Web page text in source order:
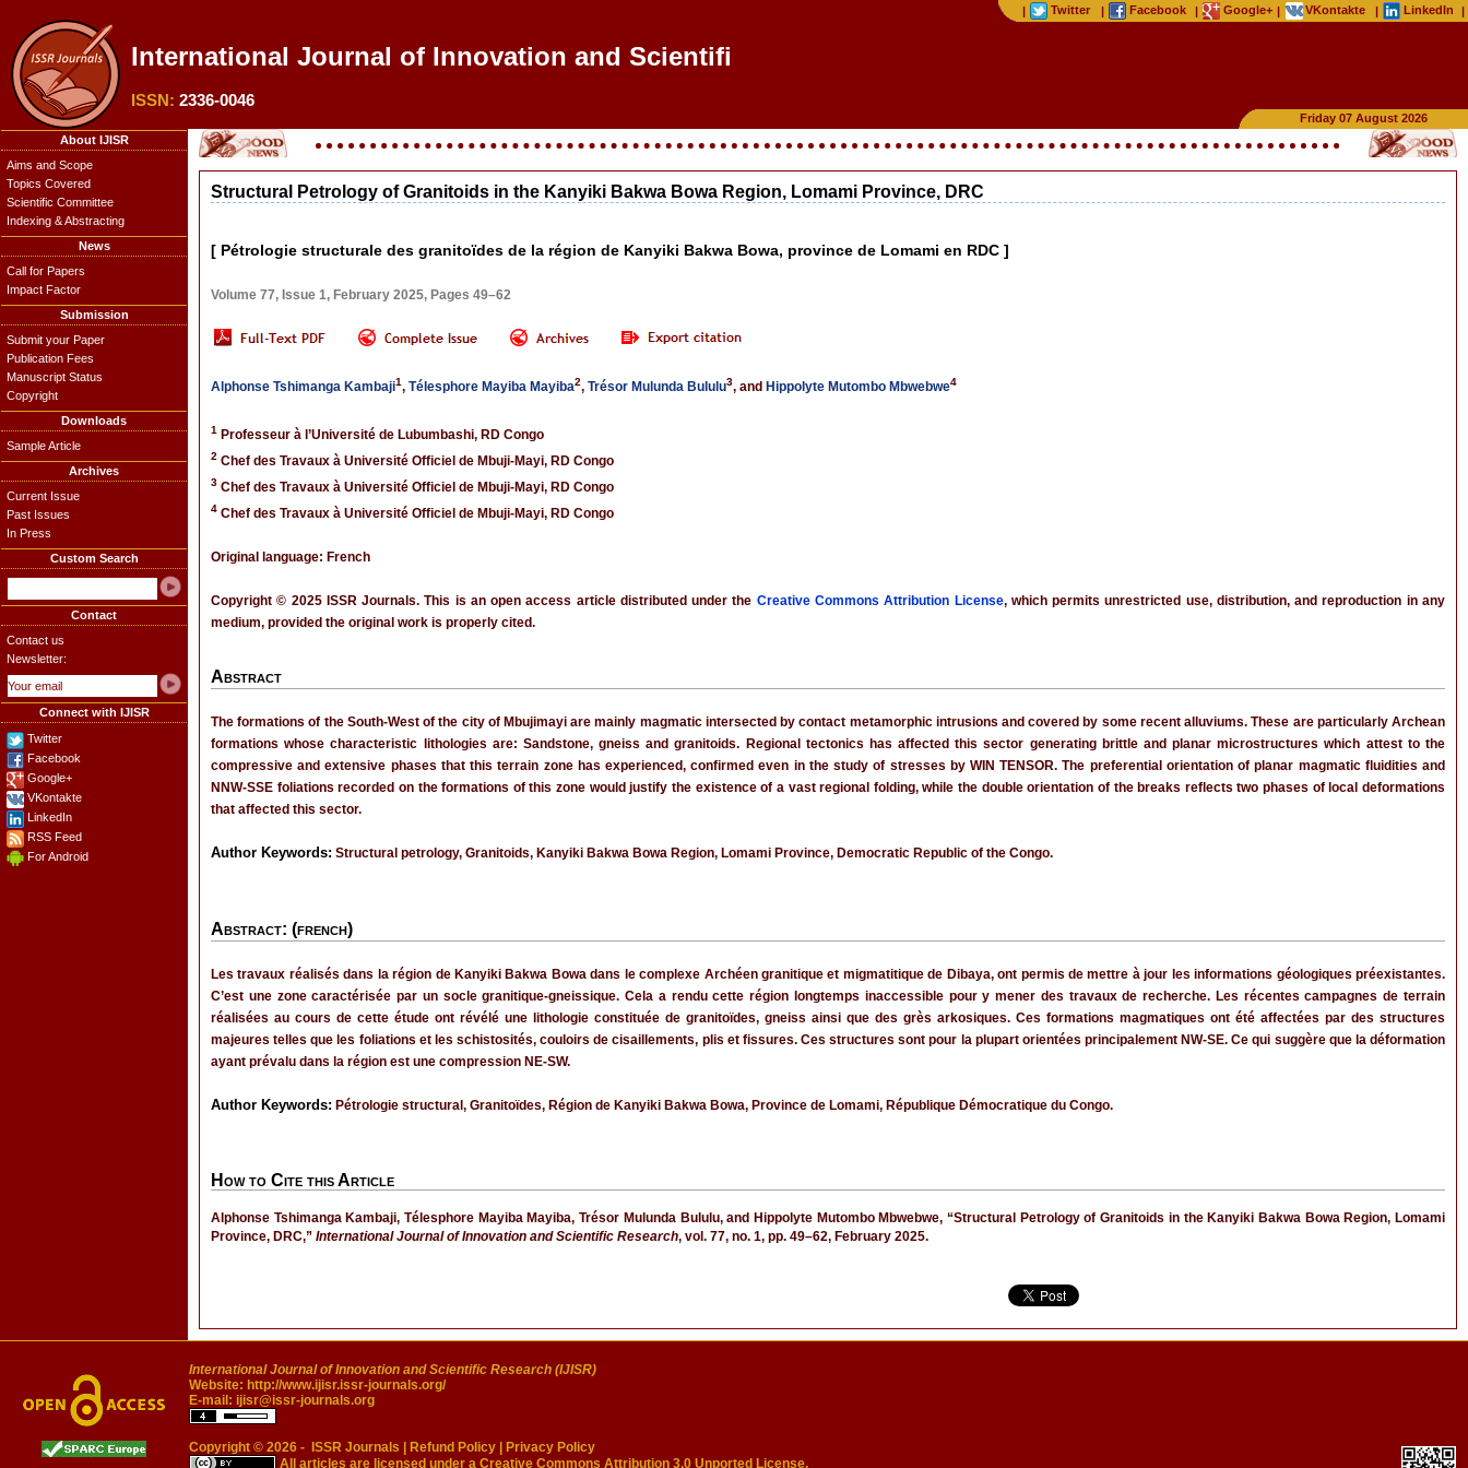
| Twitter | Facebook | Google+ | VKontakte | LinkedIn |
International Journal of Innovation and Scientific R
ISSN: 2336-0046
Friday 07 August 2026
About IJISR
Aims and Scope
Topics Covered
Scientific Committee
Indexing & Abstracting
News
Call for Papers
Impact Factor
Submission
Submit your Paper
Publication Fees
Manuscript Status
Copyright
Downloads
Sample Article
Archives
Current Issue
Past Issues
In Press
Custom Search
Contact
Contact us
Newsletter:
Connect with IJISR
Twitter
Facebook
Google+
VKontakte
LinkedIn
RSS Feed
For Android
Structural Petrology of Granitoids in the Kanyiki Bakwa Bowa Region, Lomami Province, DRC
[ Pétrologie structurale des granitoïdes de la région de Kanyiki Bakwa Bowa, province de Lomami en RDC ]
Volume 77, Issue 1, February 2025, Pages 49–62
Alphonse Tshimanga Kambaji1, Télesphore Mayiba Mayiba2, Trésor Mulunda Bululu3, and Hippolyte Mutombo Mbwebwe4
1 Professeur à l’Université de Lubumbashi, RD Congo
2 Chef des Travaux à Université Officiel de Mbuji-Mayi, RD Congo
3 Chef des Travaux à Université Officiel de Mbuji-Mayi, RD Congo
4 Chef des Travaux à Université Officiel de Mbuji-Mayi, RD Congo
Original language: French
Copyright © 2025 ISSR Journals. This is an open access article distributed under the Creative Commons Attribution License, which permits unrestricted use, distribution, and reproduction in any
medium, provided the original work is properly cited.
Abstract
The formations of the South-West of the city of Mbujimayi are mainly magmatic intersected by contact metamorphic intrusions and covered by some recent alluviums. These are particularly Archean
formations whose characteristic lithologies are: Sandstone, gneiss and granitoids. Regional tectonics has affected this sector generating brittle and planar microstructures which attest to the
compressive and extensive phases that this terrain zone has experienced, confirmed even in the study of stresses by WIN TENSOR. The preferential orientation of planar magmatic fluidities and
NNW-SSE foliations recorded on the formations of this zone would justify the existence of a vast regional folding, while the double orientation of the breaks reflects two phases of local deformations
that affected this sector.
Author Keywords: Structural petrology, Granitoids, Kanyiki Bakwa Bowa Region, Lomami Province, Democratic Republic of the Congo.
Abstract: (french)
Les travaux réalisés dans la région de Kanyiki Bakwa Bowa dans le complexe Archéen granitique et migmatitique de Dibaya, ont permis de mettre à jour les informations géologiques préexistantes.
C’est une zone caractérisée par un socle granitique-gneissique. Cela a rendu cette région longtemps inaccessible pour y mener des travaux de recherche. Les récentes campagnes de terrain
réalisées au cours de cette étude ont révélé une lithologie constituée de granitoïdes, gneiss ainsi que des grès arkosiques. Ces formations magmatiques ont été affectées par des structures
majeures telles que les foliations et les schistosités, couloirs de cisaillements, plis et fissures. Ces structures sont pour la plupart orientées principalement NW-SE. Ce qui suggère que la déformation
ayant prévalu dans la région est une compression NE-SW.
Author Keywords: Pétrologie structural, Granitoïdes, Région de Kanyiki Bakwa Bowa, Province de Lomami, République Démocratique du Congo.
How to Cite this Article
Alphonse Tshimanga Kambaji, Télesphore Mayiba Mayiba, Trésor Mulunda Bululu, and Hippolyte Mutombo Mbwebwe, “Structural Petrology of Granitoids in the Kanyiki Bakwa Bowa Region, Lomami
Province, DRC,” International Journal of Innovation and Scientific Research, vol. 77, no. 1, pp. 49–62, February 2025.
International Journal of Innovation and Scientific Research (IJISR)
Website: http://www.ijisr.issr-journals.org/
E-mail: ijisr@issr-journals.org
Copyright © 2026 - ISSR Journals Refund Policy
Privacy Policy
All articles are licensed under a Creative Commons Attribution 3.0 Unported License.